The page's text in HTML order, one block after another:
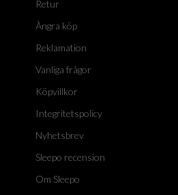
Retur
Ångra köp
Reklamation
Vanliga frågor
Köpvillkor
Integritetspolicy
Nyhetsbrev
Sleepo recension
Om Sleepo